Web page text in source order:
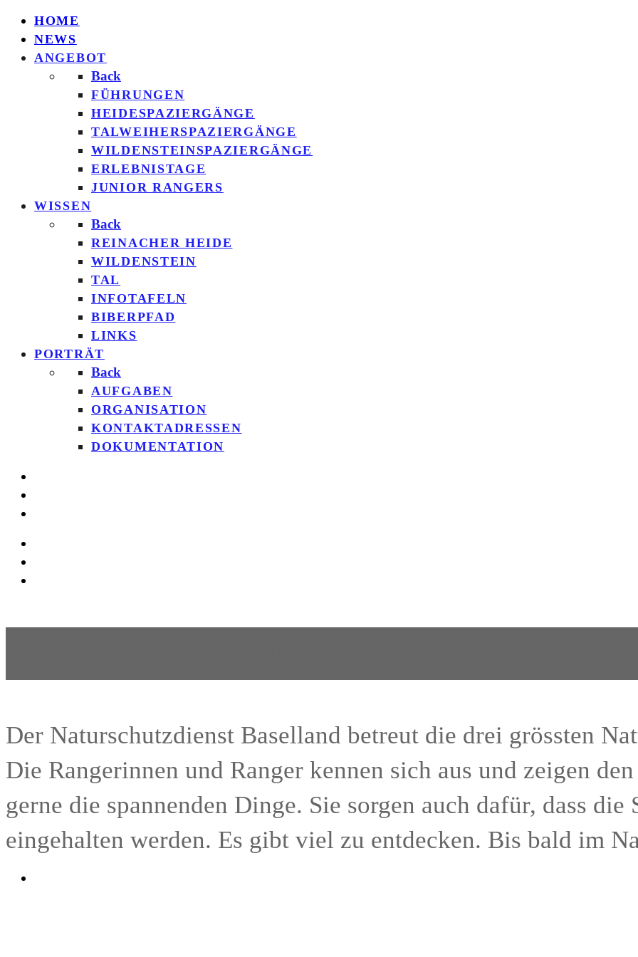
HOME
NEWS
ANGEBOT
Back
FÜHRUNGEN
HEIDESPAZIERGÄNGE
TALWEIHERSPAZIERGÄNGE
WILDENSTEINSPAZIERGÄNGE
ERLEBNISTAGE
JUNIOR RANGERS
WISSEN
Back
REINACHER HEIDE
WILDENSTEIN
TAL
INFOTAFELN
BIBERPFAD
LINKS
PORTRÄT
Back
AUFGABEN
ORGANISATION
KONTAKTADRESSEN
DOKUMENTATION
Der Naturschutzdienst Baselland betreut die drei grössten
Die Rangerinnen und Ranger kennen sich aus und zeigen
gerne die spannenden Dinge. Sie sorgen auch dafür, dass
eingehalten werden. Es gibt viel zu entdecken. Bis bald im